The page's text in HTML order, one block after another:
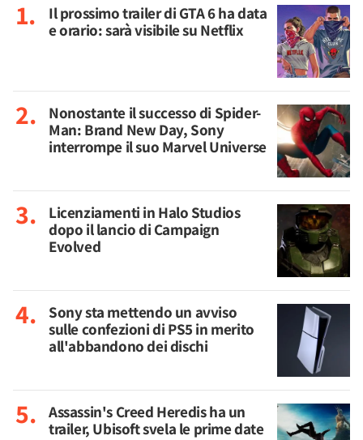
Il prossimo trailer di GTA 6 ha data
e orario: sarà visibile su Netflix
Nonostante il successo di Spider-
Man: Brand New Day, Sony
interrompe il suo Marvel Universe
Licenziamenti in Halo Studios
dopo il lancio di Campaign
Evolved
Sony sta mettendo un avviso
sulle confezioni di PS5 in merito
all'abbandono dei dischi
Assassin's Creed Heredis ha un
trailer, Ubisoft svela le prime date